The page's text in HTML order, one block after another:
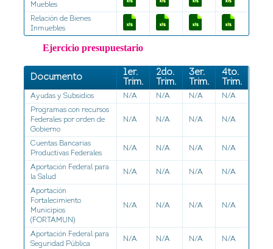
Muebles
Relación de Bienes
Inmuebles
Ejercicio presupuestario
Documento
1er.
Trim.
2do.
Trim.
3er.
Trim.
4to.
Trim.
Ayudas y Subsidios N/A N/A N/A
N/A
Programas con recursos
Federales por orden de
Gobierno
N/A N/A N/A N/A
Cuentas Bancarias
Productivas Federales
N/A N/A N/A N/A
Aportación Federal para
la Salud
N/A N/A N/A N/A
Aportación
Fortalecimiento
Municipios
(FORTAMUN)
N/A N/A N/A N/A
Aportación Federal para
Seguridad Pública
N/A N/A N/A N/A